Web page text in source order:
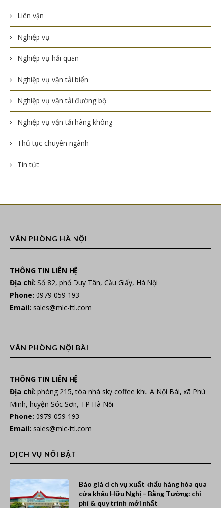
Liên vận
Nghiệp vụ
Nghiệp vụ hải quan
Nghiệp vụ vận tải biển
Nghiệp vụ vận tải đường bộ
Nghiệp vụ vận tải hàng không
Thủ tục chuyên ngành
Tin tức
VĂN PHÒNG HÀ NỘI
THÔNG TIN LIÊN HỆ
Địa chỉ: Số 82, phố Duy Tân, Cầu Giấy, Hà Nội
Phone: 0979 059 193
Email: sales@mlc-ttl.com
VĂN PHÒNG NỘI BÀI
THÔNG TIN LIÊN HỆ
Địa chỉ: phòng 215, tòa nhà sky coffee khu A Nội Bài, xã Phú
Minh, huyện Sóc Sơn, TP Hà Nội
Phone: 0979 059 193
Email: sales@mlc-ttl.com
DỊCH VỤ NỔI BẬT
Báo giá dịch vụ xuất khẩu hàng hóa qua
cửa khẩu Hữu Nghị – Bằng Tường: chi
phí & quy trình mới nhất